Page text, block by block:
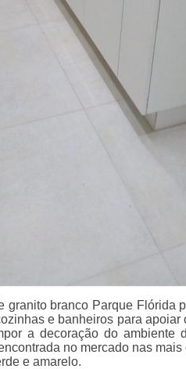
granito branco Parque Flórida
e banheiros para
a decoração do ambiente
no mercado nas
e amarelo.